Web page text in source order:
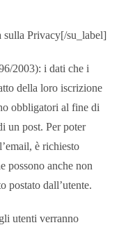
sulla Privacy[/su_label]
2003): i dati che i
della loro iscrizione
obbligatori al fine di
un post. Per poter
è richiesto
possono anche non
postato dall’utente.
utenti verranno